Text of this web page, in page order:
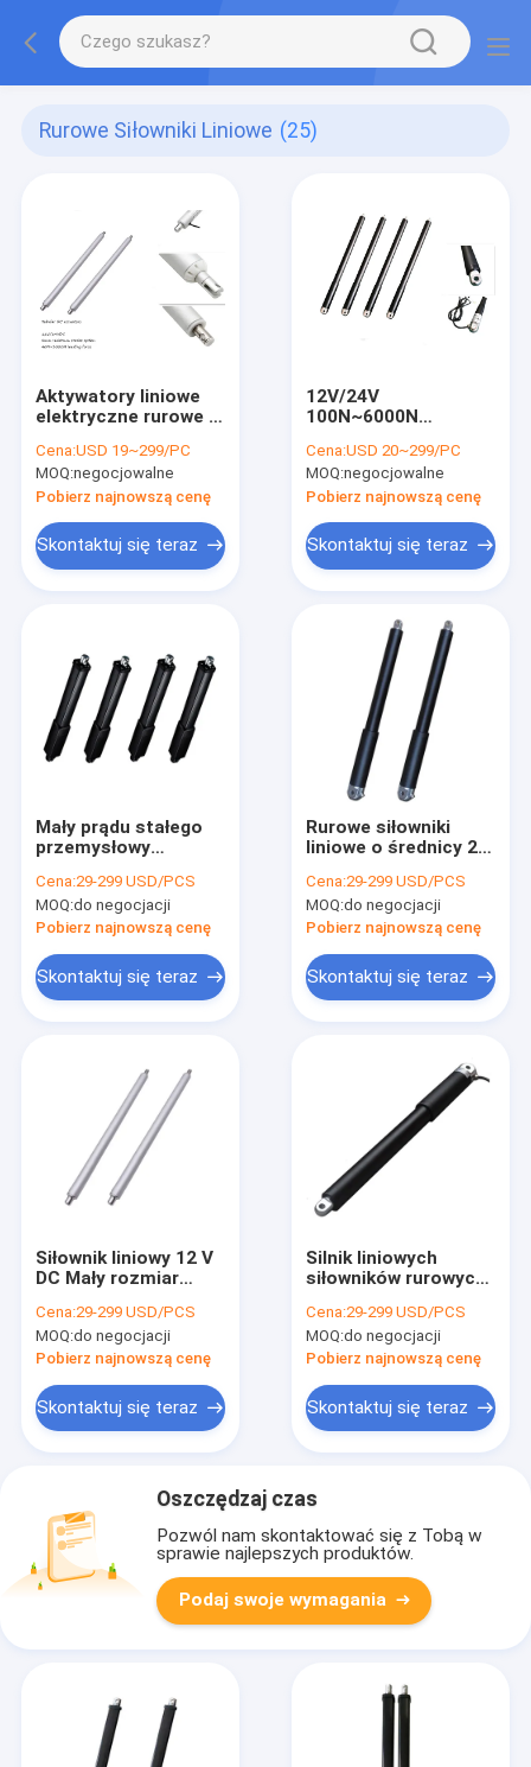
Rurowe Siłowniki Liniowe (25)
Aktywatory liniowe
elektryczne rurowe o
stałego 12V/24V o
wysokim momentu
obrotowym IP65
Cena:USD 19~299/PC
MOQ:negocjowalne
Pobierz najnowszą cenę
Skontaktuj się teraz
12V/24V
100N~6000N
prądu stałego
silnikowanego
cewkowego
aktuatora liniowego
Cena:USD 20~299/PC
MOQ:negocjowalne
Pobierz najnowszą cenę
Skontaktuj się teraz
Mały prądu stałego
przemysłowy
siłownik liniowy IP69K
4500N
Cena:29-299 USD/PCS
MOQ:do negocjacji
Pobierz najnowszą cenę
Skontaktuj się teraz
Rurowe siłowniki
liniowe o średnicy 26
Wodoodporny
siłownik elektryczny
12 V
Cena:29-299 USD/PCS
MOQ:do negocjacji
Pobierz najnowszą cenę
Skontaktuj się teraz
Siłownik liniowy 12 V
DC Mały rozmiar
siła IP56 Do
zastosowań
domowych
Cena:29-299 USD/PCS
MOQ:do negocjacji
Pobierz najnowszą cenę
Skontaktuj się teraz
Silnik liniowych
siłowników rurowych
skoku 100–500 mm
Cena:29-299 USD/PCS
MOQ:do negocjacji
Pobierz najnowszą cenę
Skontaktuj się teraz
Oszczędzaj czas
Pozwól nam skontaktować się z Tobą w
sprawie najlepszych produktów.
Podaj swoje wymagania